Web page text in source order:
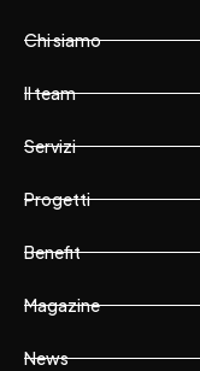
Chi siamo
Il team
Servizi
Progetti
Benefit
Magazine
News